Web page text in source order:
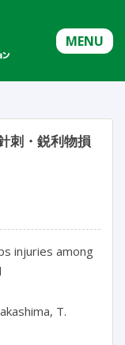
MENU
刺・鋭利物損
injuries among
T.